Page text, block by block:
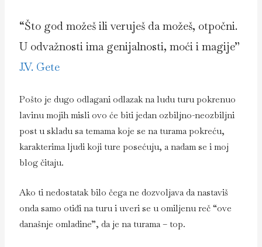
“Što god možeš ili veruješ da možeš, otpočni.
U odvažnosti ima genijalnosti, moći i magije”
J.V. Gete
Pošto je dugo odlagani odlazak na ludu turu pokrenuo
lavinu mojih misli ovo će biti jedan ozbiljno-neozbiljni
post u skladu sa temama koje se na turama pokreću,
karakterima ljudi koji ture posećuju, a nadam se i moj
blog čitaju.
Ako ti nedostatak bilo čega ne dozvoljava da nastaviš
onda samo otiđi na turu i uveri se u omiljenu reč “ove
današnje omladine”, da je na turama – top.